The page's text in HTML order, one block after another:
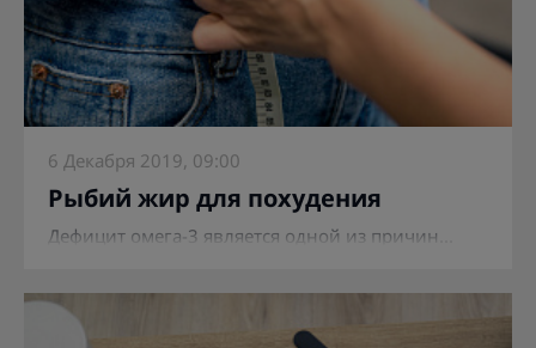
6 Декабря 2019, 09:00
Рыбий жир для похудения
Дефицит омега-3 является одной из причин...